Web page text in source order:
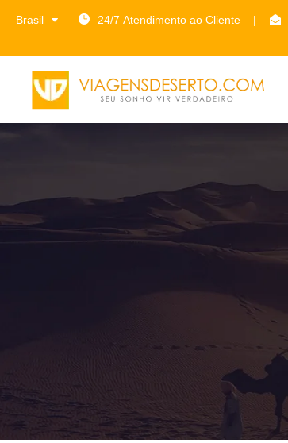
Brasil 24/7 Atendimento ao Cliente |